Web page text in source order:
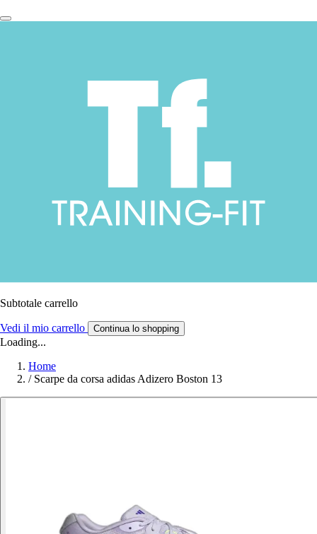
Subtotale carrello
Vedi il mio carrello Continua lo shopping
Loading...
Home
/ Scarpe da corsa adidas Adizero Boston 13